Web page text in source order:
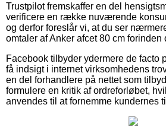
Trustpilot fremskaffer en del
verificere en række nuværende
og derfor foreslår vi, at du ser
omtaler af Anker afcet 80 cm forinden
Facebook tilbyder ydermere de facto
få indsigt i internet virksomhedens
en del forhandlere på nettet som
formulere en kritik af ordreforløbet,
anvendes til at fornemme kundernes